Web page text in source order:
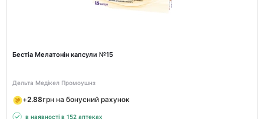
Бестіа Мелатонін капсули №15
Дельта Медікел Промоушнз
+2.88грн на бонусний рахунок
в наявності в 152 аптеках